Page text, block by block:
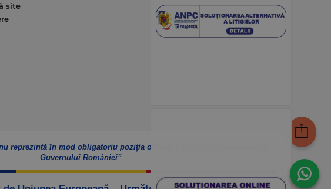
site
reprezintă în mod obligatoriu poziția oficială a Uniunii Europene sau a
Guvernului României”